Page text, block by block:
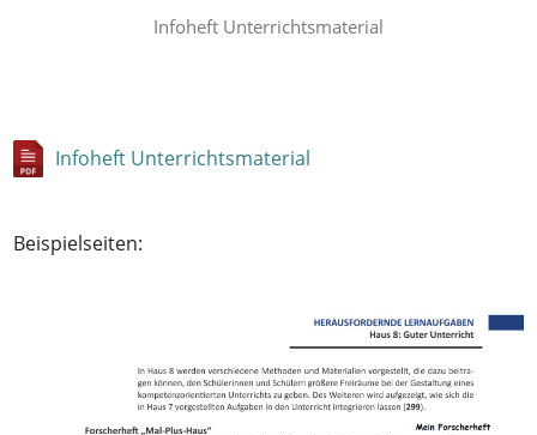
Infoheft Unterrichtsmaterial
Infoheft Unterrichtsmaterial
Beispielseiten: